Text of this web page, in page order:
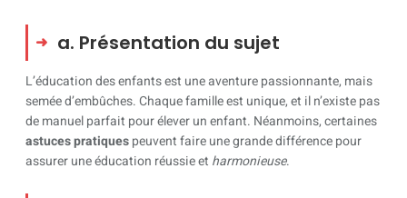
a. Présentation du sujet
L’éducation des enfants est une aventure passionnante, mais
semée d’embûches. Chaque famille est unique, et il n’existe pas
de manuel parfait pour élever un enfant. Néanmoins, certaines
astuces pratiquespeuvent faire une grande différence pour
assurer une éducation réussie et harmonieuse.